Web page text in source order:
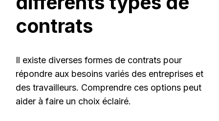
contrats
Il existe diverses formes de contrats pour
répondre aux besoins variés des entreprises et
des travailleurs. Comprendre ces options peut
aider à faire un choix éclairé.